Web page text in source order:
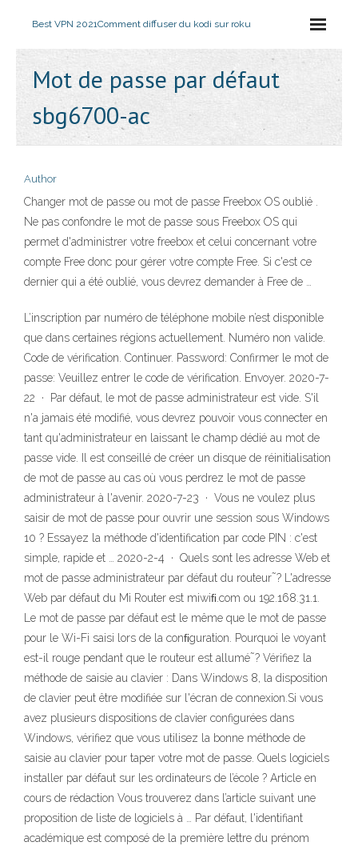
Best VPN 2021Comment diffuser du kodi sur roku
Mot de passe par défaut
sbg6700-ac
Author
Changer mot de passe ou mot de passe Freebox OS oublié .
Ne pas confondre le mot de passe sous Freebox OS qui
permet d'administrer votre freebox et celui concernant votre
compte Free donc pour gérer votre compte Free. Si c'est ce
dernier qui a été oublié, vous devrez demander à Free de …
L’inscription par numéro de téléphone mobile n’est disponible
que dans certaines régions actuellement. Numéro non valide.
Code de vérification. Continuer. Password: Confirmer le mot de
passe: Veuillez entrer le code de vérification. Envoyer. 2020-7-
22 · Par défaut, le mot de passe administrateur est vide. S'il
n'a jamais été modifié, vous devrez pouvoir vous connecter en
tant qu'administrateur en laissant le champ dédié au mot de
passe vide. Il est conseillé de créer un disque de réinitialisation
de mot de passe au cas où vous perdrez le mot de passe
administrateur à l'avenir. 2020-7-23 · Vous ne voulez plus
saisir de mot de passe pour ouvrir une session sous Windows
10 ? Essayez la méthode d'identification par code PIN : c'est
simple, rapide et … 2020-2-4 · Quels sont les adresse Web et
mot de passe administrateur par défaut du routeur˜? L'adresse
Web par défaut du Mi Router est miwiﬁ.com ou 192.168.31.1.
Le mot de passe par défaut est le même que le mot de passe
pour le Wi-Fi saisi lors de la conﬁguration. Pourquoi le voyant
est-il rouge pendant que le routeur est allumé˜? Vérifiez la
méthode de saisie au clavier : Dans Windows 8, la disposition
de clavier peut être modifiée sur l'écran de connexion.Si vous
avez plusieurs dispositions de clavier configurées dans
Windows, vérifiez que vous utilisez la bonne méthode de
saisie au clavier pour taper votre mot de passe. Quels logiciels
installer par défaut sur les ordinateurs de l’école ? Article en
cours de rédaction Vous trouverez dans l’article suivant une
proposition de liste de logiciels à … Par défaut, l'identifiant
académique est composé de la première lettre du prénom